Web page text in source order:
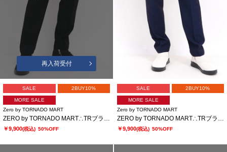
再入荷受付
SALE 2BUY10%
MORE SALE
Zero by TORNADO MART
￥9,900(税込) 50%OFF
SALE 2BUY10%
MORE SALE
Zero by TORNADO MART
￥9,900(税込) 50%OFF